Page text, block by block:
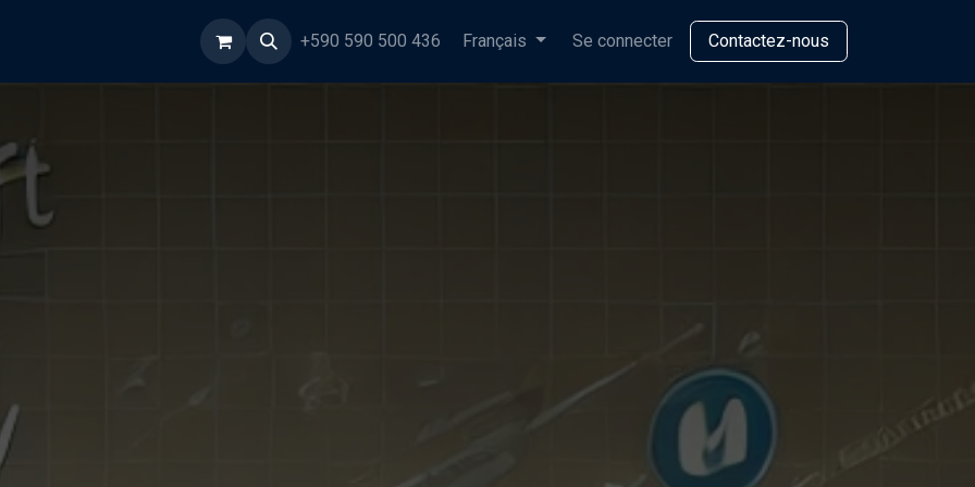
+590 590 500 436 Français Se connecter Contactez-nous